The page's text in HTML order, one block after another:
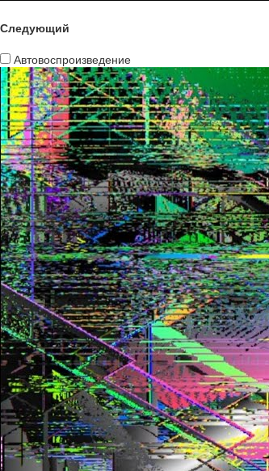
Следующий
Автовоспроизведение